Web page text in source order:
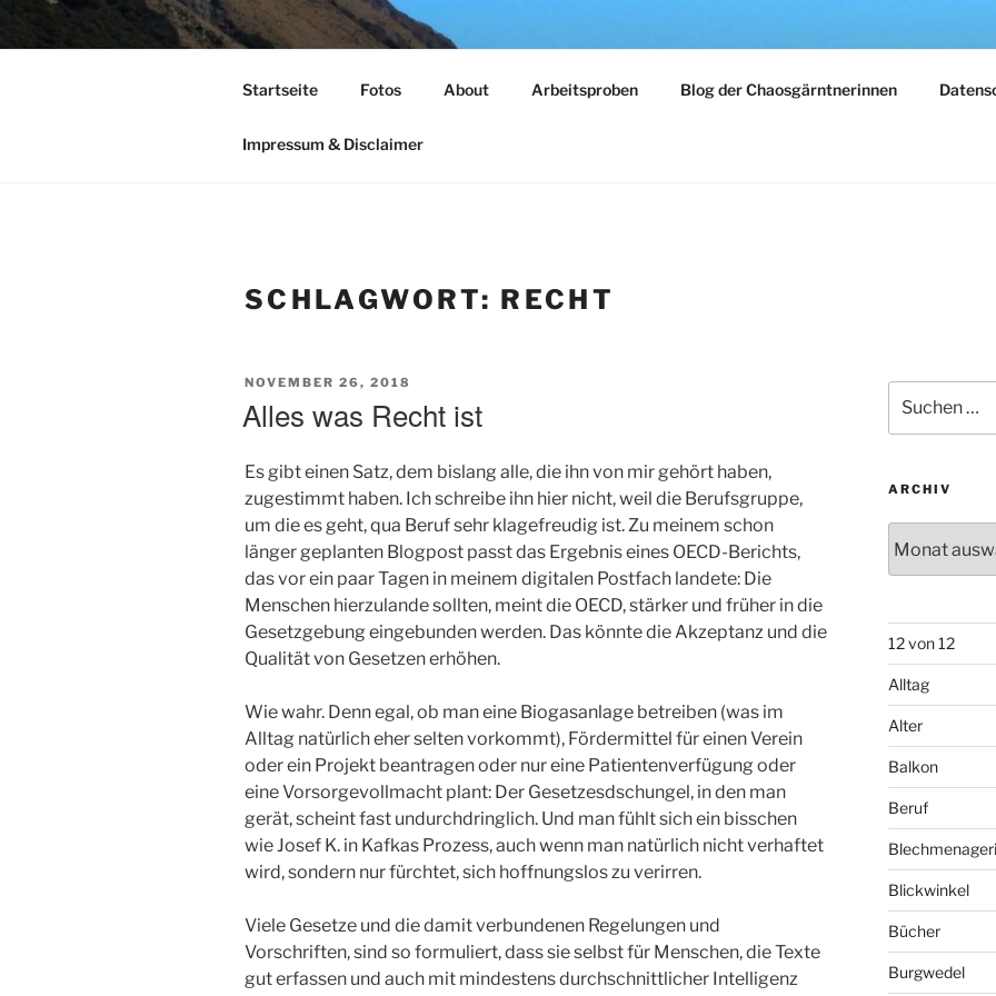
TIME TO FLY
Startseite Fotos About Arbeitsproben Blog der Chaosgärntnerinnen
Impressum & Disclaimer
SCHLAGWORT: RECHT
VERÖFFENTLICHT
NOVEMBER 26, 2018
Alles was Recht ist
Es gibt einen Satz, dem bislang alle, die ihn von mir gehört haben,
zugestimmt haben. Ich schreibe ihn hier nicht, weil die Berufsgruppe,
um die es geht, qua Beruf sehr klagefreudig ist. Zu meinem schon
länger geplanten Blogpost passt das Ergebnis eines OECD-Berichts,
das vor ein paar Tagen in meinem digitalen Postfach landete: Die
Menschen hierzulande sollten, meint die OECD, stärker und früher in die
Gesetzgebung eingebunden werden. Das könnte die Akzeptanz und die
Qualität von Gesetzen erhöhen.
Wie wahr. Denn egal, ob man eine Biogasanlage betreiben (was im
Alltag natürlich eher selten vorkommt), Fördermittel für einen Verein
oder ein Projekt beantragen oder nur eine Patientenverfügung oder
eine Vorsorgevollmacht plant: Der Gesetzesdschungel, in den man
gerät, scheint fast undurchdringlich. Und man fühlt sich ein bisschen
wie Josef K. in Kafkas Prozess, auch wenn man natürlich nicht verhaftet
wird, sondern nur fürchtet, sich hoffnungslos zu verirren.
Viele Gesetze und die damit verbundenen Regelungen und
Vorschriften, sind so formuliert, dass sie selbst für Menschen, die Texte
gut erfassen und auch mit mindestens durchschnittlicher Intelligenz
nach:
ARCHIV
12 von 12
Alltag
Alter
Balkon
Beruf
Blickwinkel
Bücher
Burgwedel